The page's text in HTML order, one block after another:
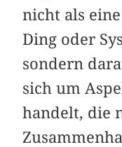
nicht als
Ding oder
sondern
sich um
handelt, die